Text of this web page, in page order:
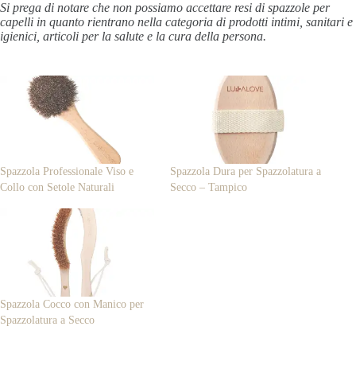
Si prega di notare che non possiamo accettare resi di spazzole per
capelli in quanto rientrano nella categoria di prodotti intimi, sanitari e
igienici, articoli per la salute e la cura della persona.
Spazzola Professionale Viso e
Collo con Setole Naturali
Spazzola Dura per Spazzolatura a
Secco – Tampico
Spazzola Cocco con Manico per
Spazzolatura a Secco